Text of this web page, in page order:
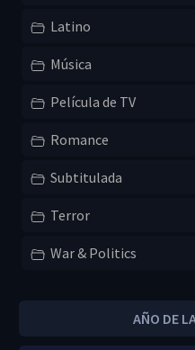
Latino
Música
Película de TV
Romance
Subtitulada
Terror
War & Politics
AÑO DE